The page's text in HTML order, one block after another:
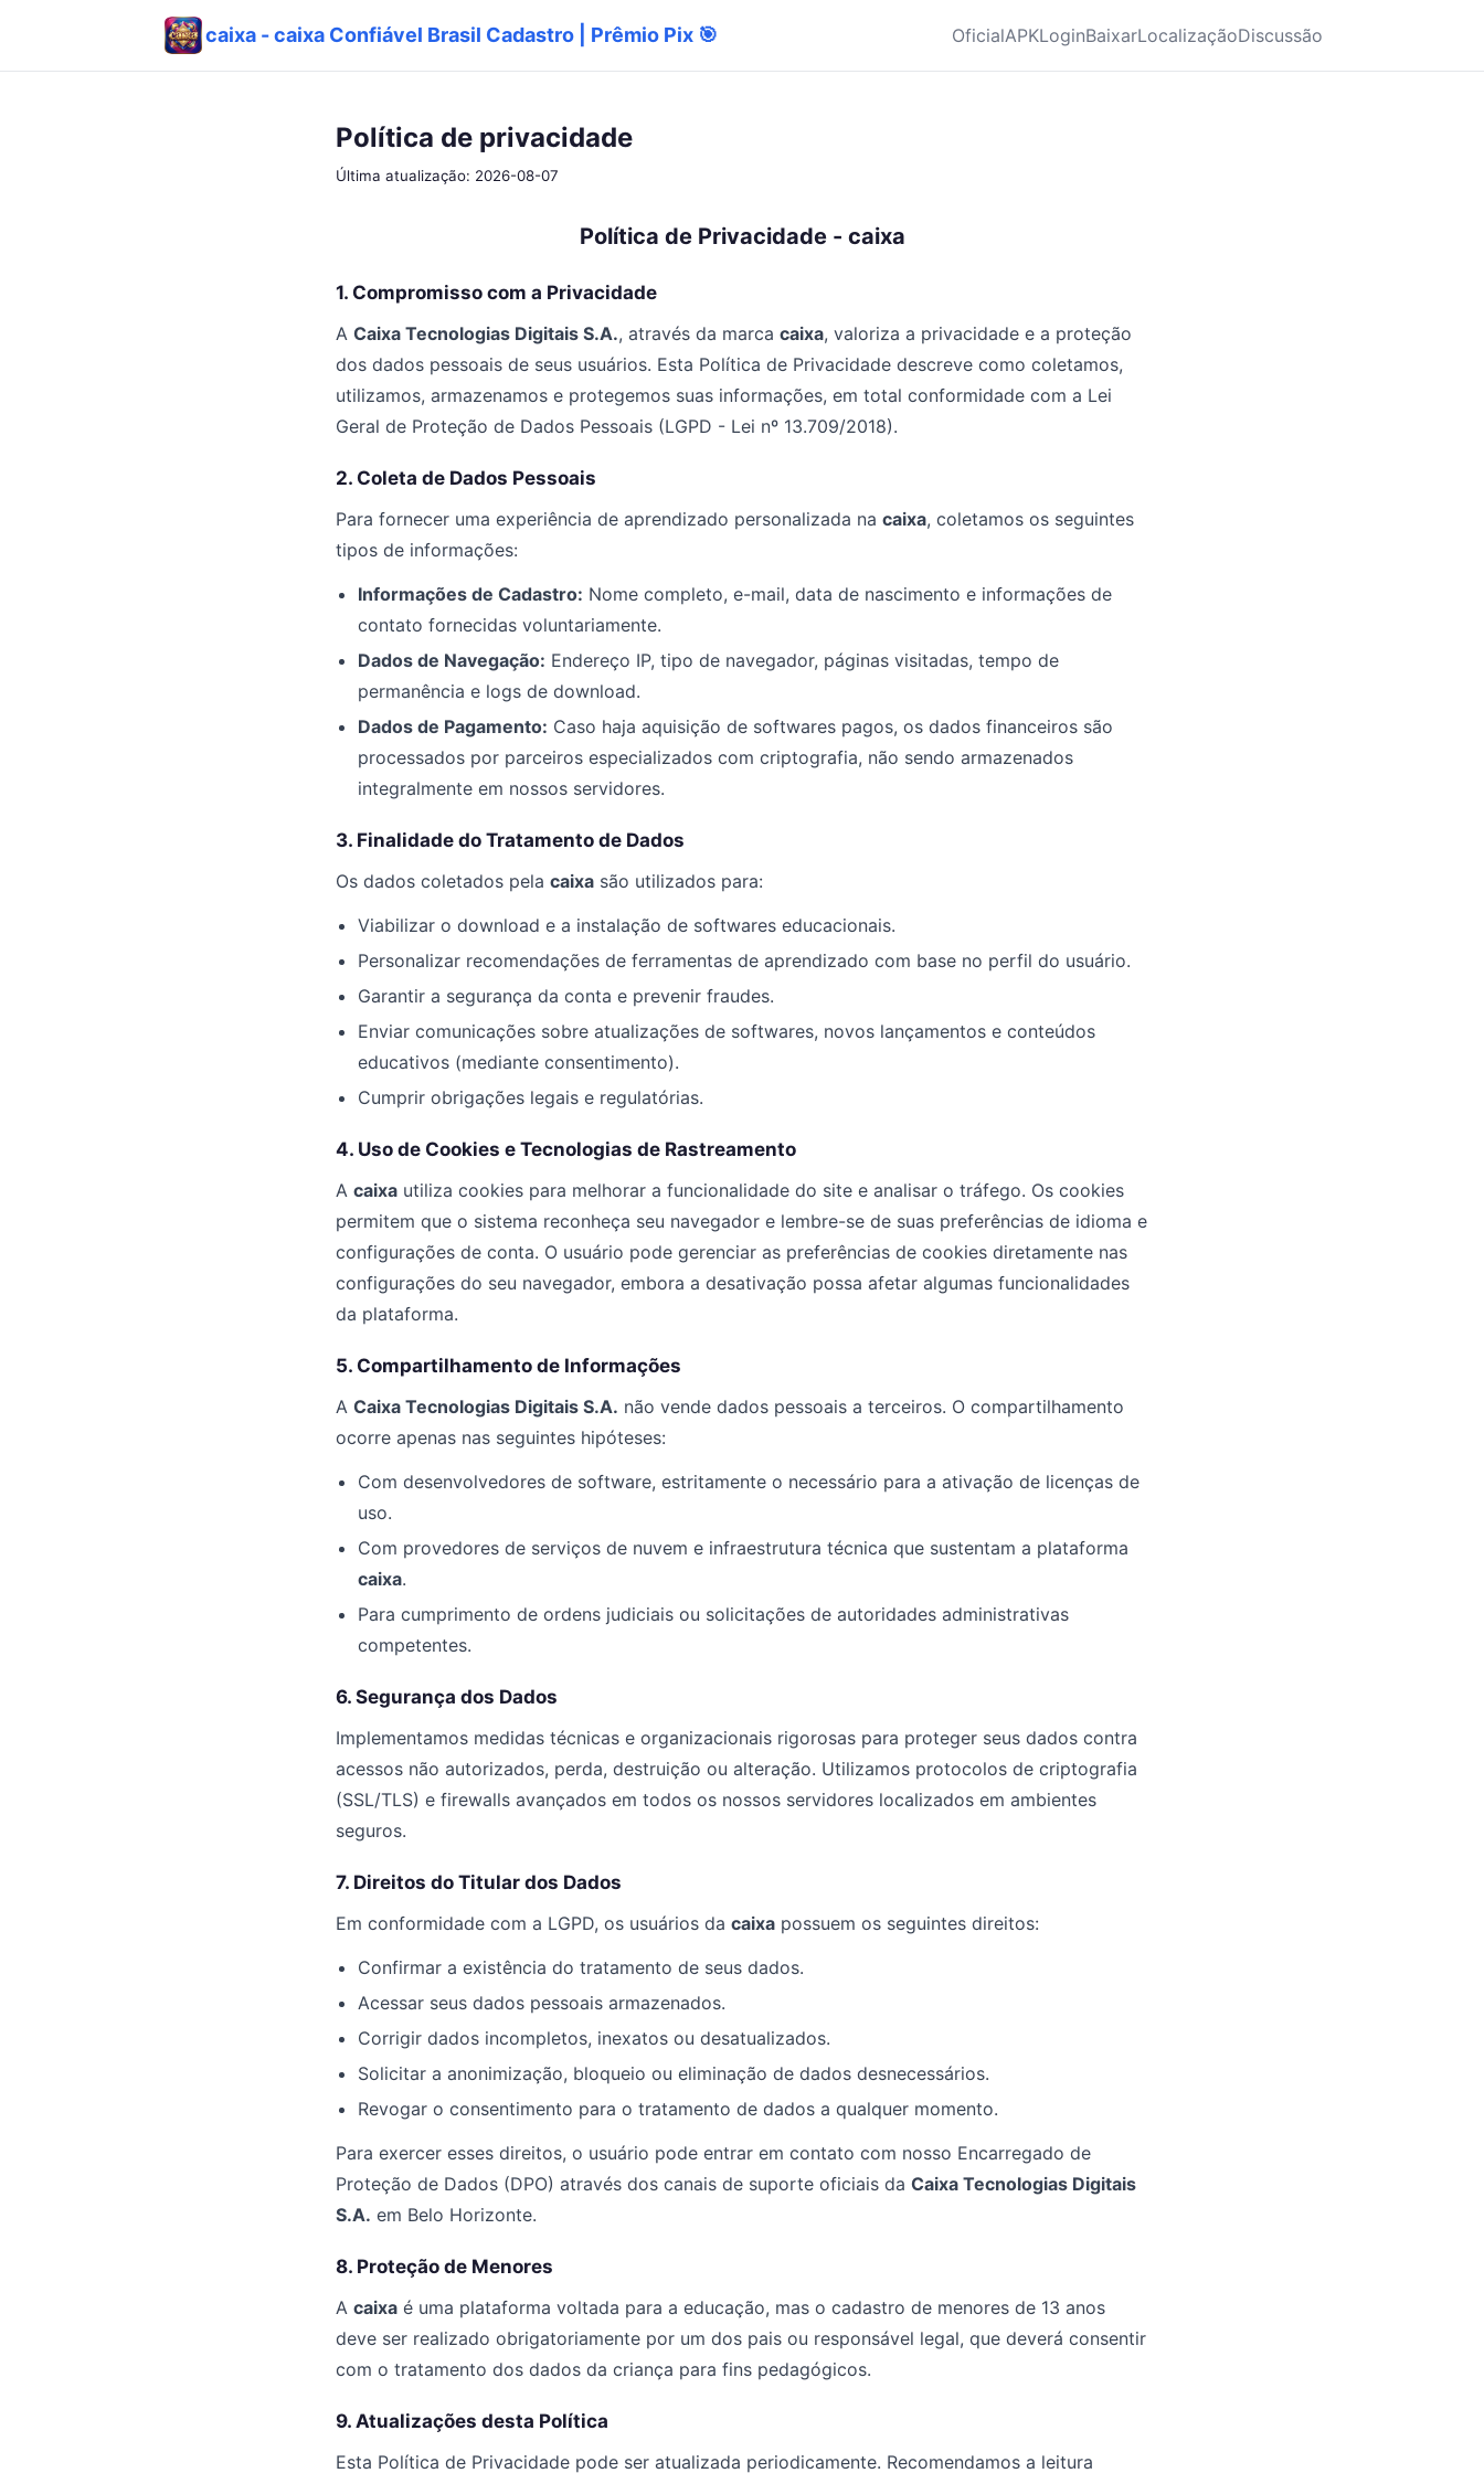
caixa - caixa Confiável Brasil Cadastro | Prêmio Pix 🎯 OficialAPKLoginBaixarLocalizaçãoDiscussão
Política de privacidade
Última atualização: 2026-08-07
Política de Privacidade - caixa
1. Compromisso com a Privacidade
A Caixa Tecnologias Digitais S.A., através da marca caixa, valoriza a privacidade e a proteção
dos dados pessoais de seus usuários. Esta Política de Privacidade descreve como coletamos,
utilizamos, armazenamos e protegemos suas informações, em total conformidade com a Lei
Geral de Proteção de Dados Pessoais (LGPD - Lei nº 13.709/2018).
2. Coleta de Dados Pessoais
Para fornecer uma experiência de aprendizado personalizada na caixa, coletamos os seguintes
tipos de informações:
Informações de Cadastro: Nome completo, e-mail, data de nascimento e informações de
contato fornecidas voluntariamente.
Dados de Navegação: Endereço IP, tipo de navegador, páginas visitadas, tempo de
permanência e logs de download.
Dados de Pagamento: Caso haja aquisição de softwares pagos, os dados financeiros são
processados por parceiros especializados com criptografia, não sendo armazenados
integralmente em nossos servidores.
3. Finalidade do Tratamento de Dados
Os dados coletados pela caixa são utilizados para:
Viabilizar o download e a instalação de softwares educacionais.
Personalizar recomendações de ferramentas de aprendizado com base no perfil do usuário.
Garantir a segurança da conta e prevenir fraudes.
Enviar comunicações sobre atualizações de softwares, novos lançamentos e conteúdos
educativos (mediante consentimento).
Cumprir obrigações legais e regulatórias.
4. Uso de Cookies e Tecnologias de Rastreamento
A caixa utiliza cookies para melhorar a funcionalidade do site e analisar o tráfego. Os cookies
permitem que o sistema reconheça seu navegador e lembre-se de suas preferências de idioma e
configurações de conta. O usuário pode gerenciar as preferências de cookies diretamente nas
configurações do seu navegador, embora a desativação possa afetar algumas funcionalidades
da plataforma.
5. Compartilhamento de Informações
A Caixa Tecnologias Digitais S.A. não vende dados pessoais a terceiros. O compartilhamento
ocorre apenas nas seguintes hipóteses:
Com desenvolvedores de software, estritamente o necessário para a ativação de licenças de
uso.
Com provedores de serviços de nuvem e infraestrutura técnica que sustentam a plataforma
caixa.
Para cumprimento de ordens judiciais ou solicitações de autoridades administrativas
competentes.
6. Segurança dos Dados
Implementamos medidas técnicas e organizacionais rigorosas para proteger seus dados contra
acessos não autorizados, perda, destruição ou alteração. Utilizamos protocolos de criptografia
(SSL/TLS) e firewalls avançados em todos os nossos servidores localizados em ambientes
seguros.
7. Direitos do Titular dos Dados
Em conformidade com a LGPD, os usuários da caixa possuem os seguintes direitos:
Confirmar a existência do tratamento de seus dados.
Acessar seus dados pessoais armazenados.
Corrigir dados incompletos, inexatos ou desatualizados.
Solicitar a anonimização, bloqueio ou eliminação de dados desnecessários.
Revogar o consentimento para o tratamento de dados a qualquer momento.
Para exercer esses direitos, o usuário pode entrar em contato com nosso Encarregado de
Proteção de Dados (DPO) através dos canais de suporte oficiais da Caixa Tecnologias Digitais
S.A. em Belo Horizonte.
8. Proteção de Menores
A caixa é uma plataforma voltada para a educação, mas o cadastro de menores de 13 anos
deve ser realizado obrigatoriamente por um dos pais ou responsável legal, que deverá consentir
com o tratamento dos dados da criança para fins pedagógicos.
9. Atualizações desta Política
Esta Política de Privacidade pode ser atualizada periodicamente. Recomendamos a leitura